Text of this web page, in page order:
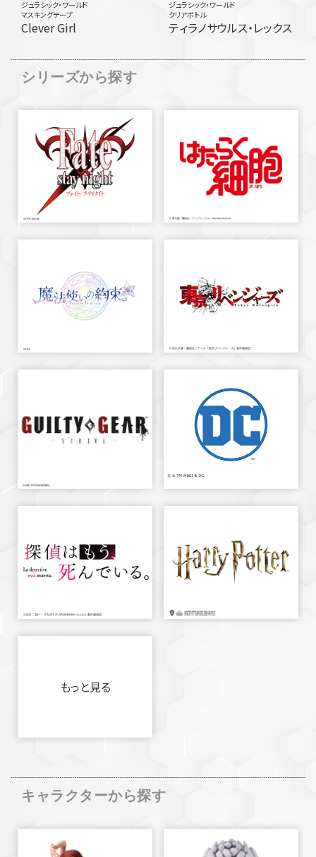
ジュラシック・ワールド
マスキングテープ
Clever Girl
ジュラシック・ワールド
クリアボトル
ティラノサウルス・レックス
シリーズから探す
もっと見る
キャラクターから探す